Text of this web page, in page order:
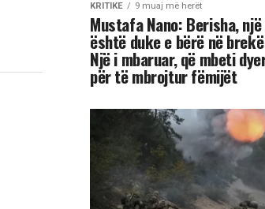
KRITIKE 9 muaj më herët
Mustafa Nano: Berisha,
është duke e bërë në
Një i mbaruar, që mbeti
për të mbrojtur fëmijët